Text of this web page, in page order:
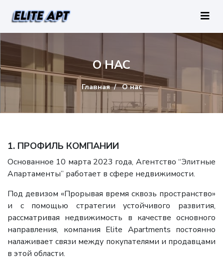
О НАС
Главная О нас
1. ПРОФИЛЬ КОМПАНИИ
Основанное 10 марта 2023 года, Агентство “Элитные
Апартаменты” работает в сфере недвижимости.
Под девизом «Прорывая время сквозь пространство»
и с помощью стратегии устойчивого развития,
рассматривая недвижимость в качестве основного
направления, компания Elite Apartments постоянно
налаживает связи между покупателями и продавцами
в этой области.